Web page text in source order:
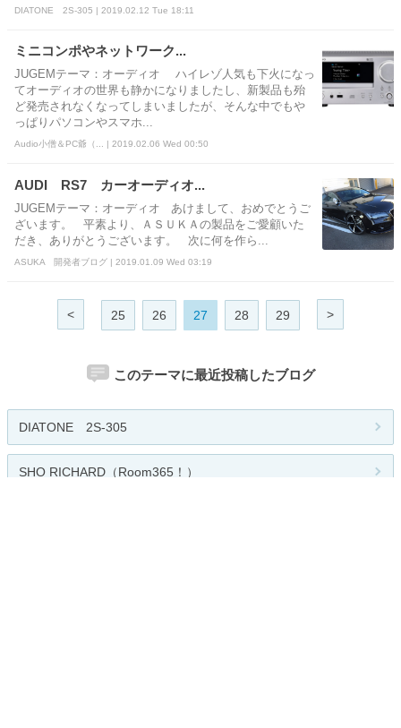
DIATONE 2S-305 | 2019.02.12 Tue 18:11
ミニコンポやネットワーク...
JUGEMテーマ：オーディオ ハイレゾ人気も下火になっ
てオーディオの世界も静かになりましたし、新製品も殆
ど発売されなくなってしまいましたが、そんな中でもや
っぱりパソコンやスマホ...
Audio小僧＆PC爺（... | 2019.02.06 Wed 00:50
AUDI RS7 カーオーディオ...
JUGEMテーマ：オーディオ あけまして、おめでとうご
ざいます。 平素より、ＡＳＵＫＡの製品をご愛顧いた
だき、ありがとうございます。 次に何を作ら...
ASUKA 開発者ブログ | 2019.01.09 Wed 03:19
< 25 26 27 28 29 >
このテーマに最近投稿したブログ
DIATONE 2S-305
SHO RICHARD（Room365！）